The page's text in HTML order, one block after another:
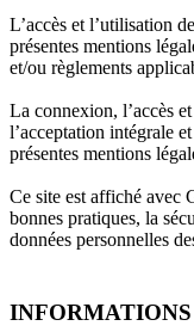
L’accès et l’utilisation
présentes mentions
et/ou règlements
La connexion, l’accès
l’acceptation intégrale
présentes mentions
Ce site est affiché avec
bonnes pratiques, la
données personnelles